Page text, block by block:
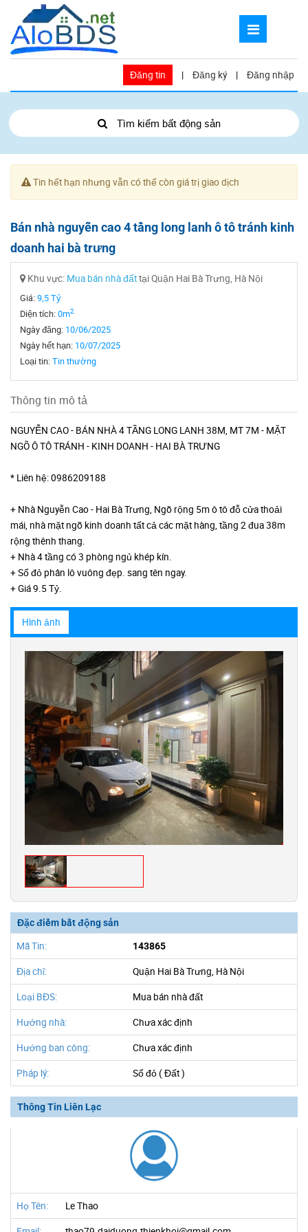
Đăng tin | Đăng ký | Đăng nhập
Tìm kiếm bất động sản
Tin hết hạn nhưng vẫn có thể còn giá trị giao dịch
Bán nhà nguyễn cao 4 tầng long lanh ô tô tránh kinh
doanh hai bà trưng
Khu vực: Mua bán nhà đấttại Quận Hai Bà Trưng, Hà Nội
Giá:9,5 Tỷ
Diện tích:0m2
Ngày đăng: 10/06/2025
Ngày hết hạn: 10/07/2025
Loại tin:Tin thường
Thông tin mô tả
NGUYỄN CAO - BÁN NHÀ 4 TẦNG LONG LANH 38M, MT 7M - MẶT
NGÕ Ô TÔ TRÁNH - KINH DOANH - HAI BÀ TRƯNG
* Liên hệ: 0986209188
+ Nhà Nguyễn Cao - Hai Bà Trưng, Ngõ rộng 5m ô tô đỗ cửa thoải
mái, nhà mặt ngõ kinh doanh tất cả các mặt hàng, tầng 2 đua 38m
rộng thênh thang.
+ Nhà 4 tầng có 3 phòng ngủ khép kín.
+ Sổ đỏ phân lô vuông đẹp. sang tên ngay.
+ Giá 9.5 Tỷ.
Hình ảnh
Đặc điểm bất động sản
Mã Tin: 143865
Địa chỉ: Quận Hai Bà Trưng, Hà Nội
Loại BĐS: Mua bán nhà đất
Hướng nhà: Chưa xác định
Hướng ban công: Chưa xác định
Pháp lý: Sổ đỏ ( Đất )
Thông Tin Liên Lạc
Họ Tên: Le Thao